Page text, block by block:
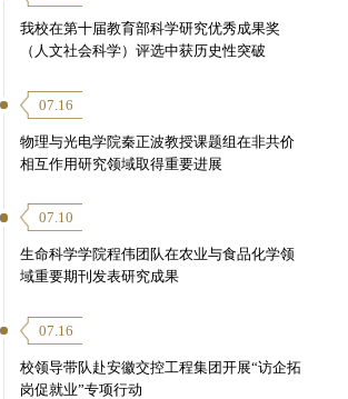
我校在第十届教育部科学研究优秀成果奖
（人文社会科学）评选中获历史性突破
07.16
物理与光电学院秦正波教授课题组在非共价
相互作用研究领域取得重要进展
07.10
生命科学学院程伟团队在农业与食品化学领
域重要期刊发表研究成果
07.16
校领导带队赴安徽交控工程集团开展“访企拓
岗促就业”专项行动